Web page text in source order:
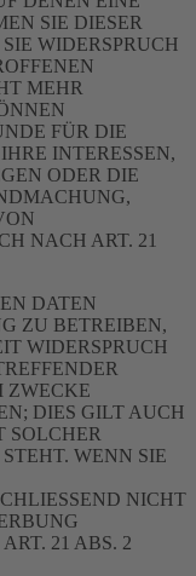
SIE DIESER
WIDERSPRUCH
MEHR
FÜR DIE
INTERESSEN,
ODER DIE
NACH ART. 21
DATEN
ZU BETREIBEN,
WIDERSPRUCH
ZWECKE
DIES GILT AUCH
SOLCHER
WENN SIE
NICHT
21 ABS. 2